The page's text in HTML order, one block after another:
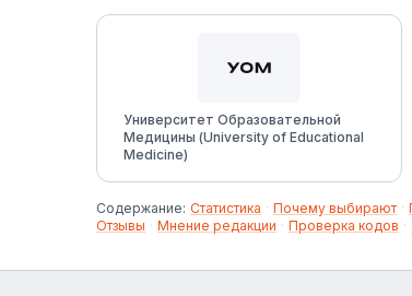
Университет Образовательной
Медицины (University of Educational
Medicine)
Содержание: Статистика · Почему выбирают ·
Отзывы · Мнение редакции · Проверка кодов ·